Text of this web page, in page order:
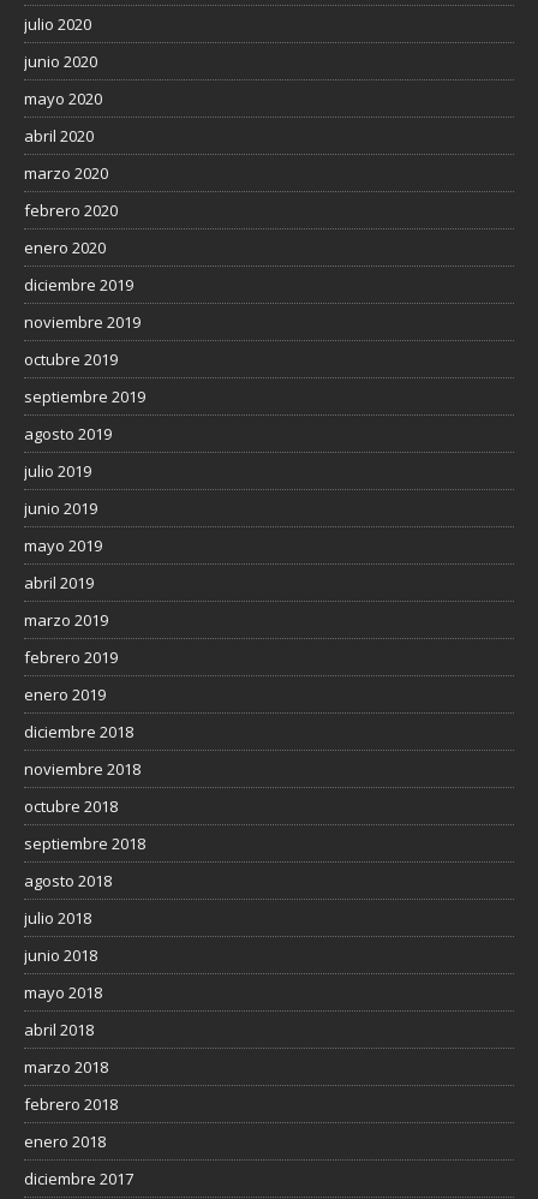
julio 2020
junio 2020
mayo 2020
abril 2020
marzo 2020
febrero 2020
enero 2020
diciembre 2019
noviembre 2019
octubre 2019
septiembre 2019
agosto 2019
julio 2019
junio 2019
mayo 2019
abril 2019
marzo 2019
febrero 2019
enero 2019
diciembre 2018
noviembre 2018
octubre 2018
septiembre 2018
agosto 2018
julio 2018
junio 2018
mayo 2018
abril 2018
marzo 2018
febrero 2018
enero 2018
diciembre 2017